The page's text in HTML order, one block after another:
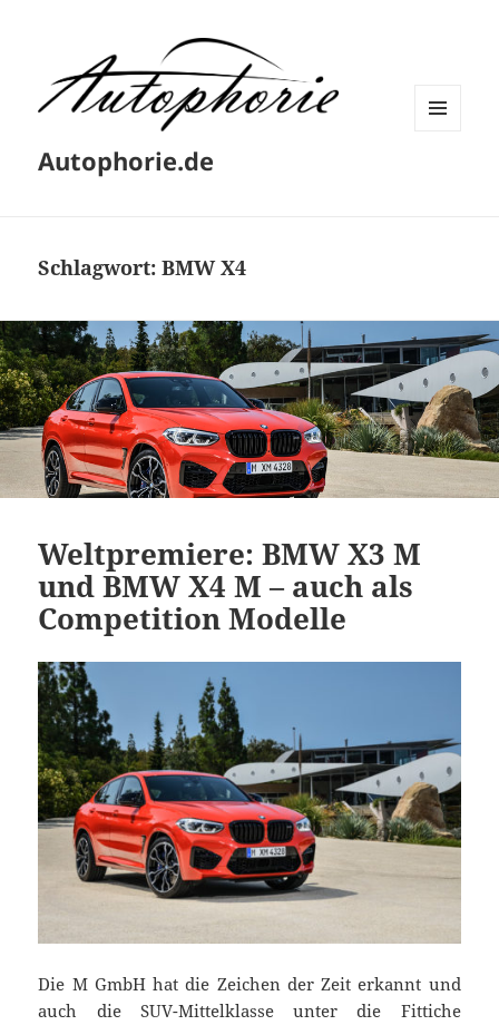
Autophorie.de
Schlagwort:BMW X4
Weltpremiere: BMW X3 M
und BMW X4 M – auch als
Competition Modelle
Die M GmbH hat die Zeichen der Zeit erkannt und
auch die SUV-Mittelklasse unter die Fittiche